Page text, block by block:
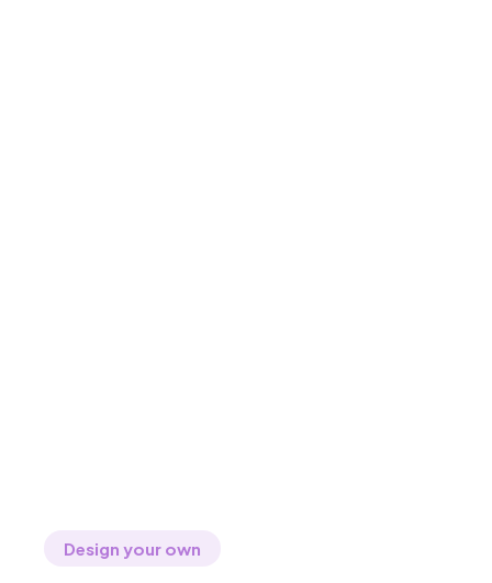
Design your own